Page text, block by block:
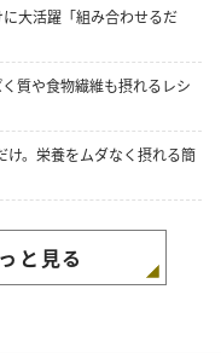
大活躍「組み合わせるだ
質や食物繊維も摂れるレシ
け。栄養をムダなく摂れる簡
と見る